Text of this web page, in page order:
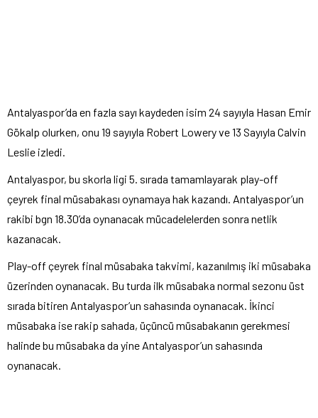
Antalyaspor’da en fazla sayı kaydeden isim 24 sayıyla Hasan Emir
Gökalp olurken, onu 19 sayıyla Robert Lowery ve 13 Sayıyla Calvin
Leslie izledi.
Antalyaspor, bu skorla ligi 5. sırada tamamlayarak play-off
çeyrek final müsabakası oynamaya hak kazandı. Antalyaspor’un
rakibi bgn 18.30’da oynanacak mücadelelerden sonra netlik
kazanacak.
Play-off çeyrek final müsabaka takvimi, kazanılmış iki müsabaka
üzerinden oynanacak. Bu turda ilk müsabaka normal sezonu üst
sırada bitiren Antalyaspor’un sahasında oynanacak. İkinci
müsabaka ise rakip sahada, üçüncü müsabakanın gerekmesi
halinde bu müsabaka da yine Antalyaspor’un sahasında
oynanacak.